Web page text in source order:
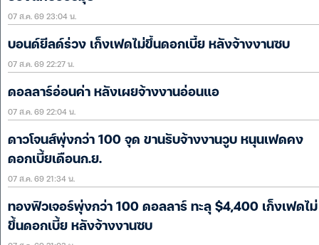
07 ส.ค. 69 23:04 น.
บอนด์ยีลด์ร่วง เก็งเฟดไม่ขึ้นดอกเบี้ย หลังจ้างงานซบ
07 ส.ค. 69 22:27 น.
ดอลลาร์อ่อนค่า หลังเผยจ้างงานอ่อนแอ
07 ส.ค. 69 22:04 น.
ดาวโจนส์พุ่งกว่า 100 จุด ขานรับจ้างงานวูบ หนุนเฟดคง
ดอกเบี้ยเดือนก.ย.
07 ส.ค. 69 21:34 น.
ทองฟิวเจอร์พุ่งกว่า 100 ดอลลาร์ ทะลุ $4,400 เก็งเฟดไม่
ขึ้นดอกเบี้ย หลังจ้างงานซบ